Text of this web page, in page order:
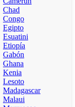
Chad
Congo
Egipto
Esuatini
Etiopía
Gabón
Ghana
Kenia
Lesoto
Madagascar
Malaui